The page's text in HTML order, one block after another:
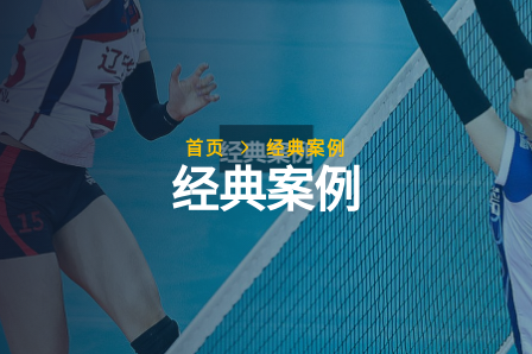
首页 经典案例
经典案例